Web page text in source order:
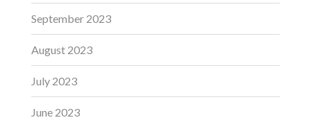
September 2023
August 2023
July 2023
June 2023